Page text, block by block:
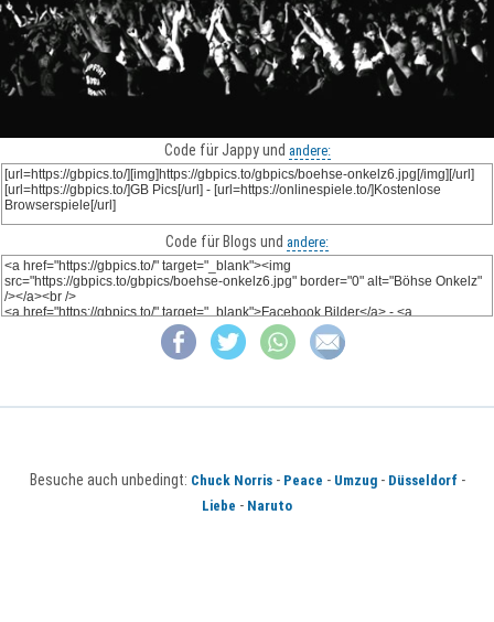
Code für Jappy und andere:
Code für Blogs und andere:
Besuche auch unbedingt: Chuck Norris- Peace - Umzug- Düsseldorf-
Liebe - Naruto